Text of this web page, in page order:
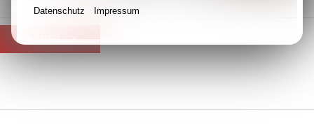
Datenschutz Impressum